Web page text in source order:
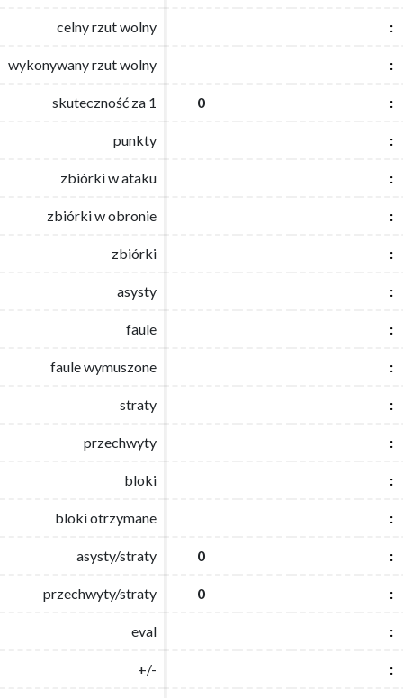
celny rzut wolny :
wykonywany rzut wolny :
skuteczność za 1 0 :
punkty :
zbiórki w ataku :
zbiórki w obronie :
zbiórki :
asysty :
faule :
faule wymuszone :
straty :
przechwyty :
bloki :
bloki otrzymane :
asysty/straty 0 :
przechwyty/straty 0 :
eval :
+/- :
celny rzut wolny :
wykonywany rzut wolny :
skuteczność za 1 0 :
punkty :
zbiórki w ataku :
zbiórki w obronie :
zbiórki :
asysty :
faule :
faule wymuszone :
straty :
przechwyty :
bloki :
bloki otrzymane :
asysty/straty 0 :
przechwyty/straty 0 :
eval :
+/- :